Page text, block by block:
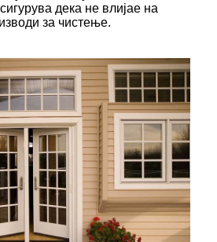
дека не влијае на
за чистење.